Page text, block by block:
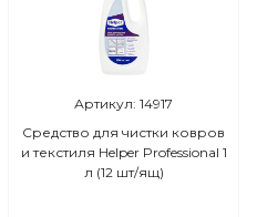
Артикул: 14917
Средство для чистки ковров
и текстиля Helper Professional 1
л (12 шт/ящ)